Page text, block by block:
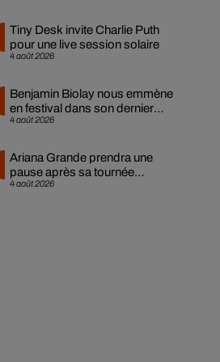
4 août 2026
Tiny Desk invite Charlie Puth
pour une live session solaire
4 août 2026
Benjamin Biolay nous emmène
en festival dans son dernier
clip
4 août 2026
Ariana Grande prendra une
pause après sa tournée
mondiale